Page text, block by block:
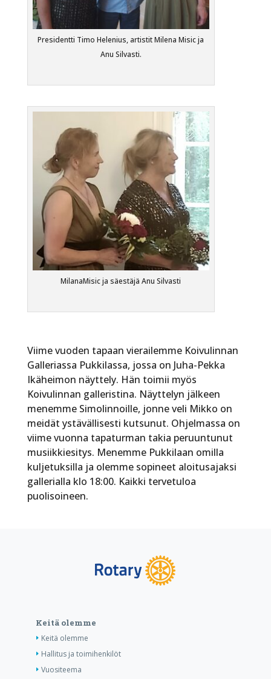
Presidentti Timo Helenius, artistit Milena Misic ja
Anu Silvasti.
MilanaMisic ja säestäjä Anu Silvasti
Viime vuoden tapaan vierailemme Koivulinnan
Galleriassa Pukkilassa, jossa on Juha-Pekka
Ikäheimon näyttely. Hän toimii myös
Koivulinnan galleristina. Näyttelyn jälkeen
menemme Simolinnoille, jonne veli Mikko on
meidät ystävällisesti kutsunut. Ohjelmassa on
viime vuonna tapaturman takia peruuntunut
musiikkiesitys. Menemme Pukkilaan omilla
kuljetuksilla ja olemme sopineet aloitusajaksi
gallerialla klo 18:00. Kaikki tervetuloa
puolisoineen.
Keitä olemme
Keitä olemme
Hallitus ja toimihenkilöt
Vuositeema